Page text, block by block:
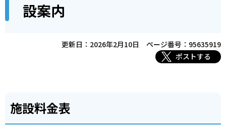
頭
設案内
更新日：2026年2月10日
ページ番号：95635919
ポストする
施設料金表